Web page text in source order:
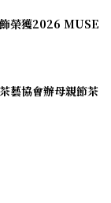
榮獲2026 MUSE
藝協會辦母親節茶